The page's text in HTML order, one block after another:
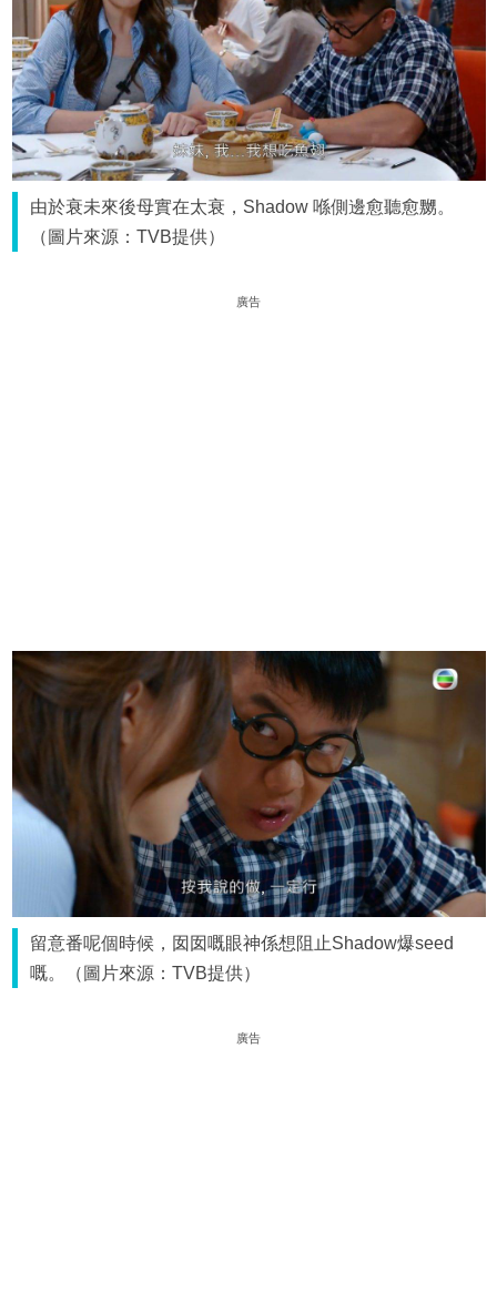
由於衰未來後母實在太衰，Shadow 喺側邊愈聽愈嬲。
（圖片來源：TVB提供）
廣告
留意番呢個時候，囡囡嘅眼神係想阻止Shadow爆seed
嘅。（圖片來源：TVB提供）
廣告